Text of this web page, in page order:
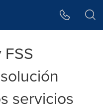
servicios